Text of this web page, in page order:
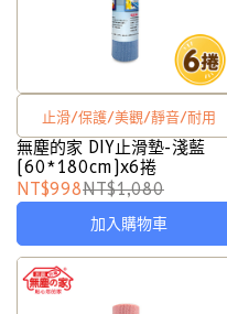
止滑/保護/美觀/靜音/耐用
無塵的家 DIY止滑墊-淺藍
(60*180cm)x6捲
NT$998NT$1,080
加入購物車